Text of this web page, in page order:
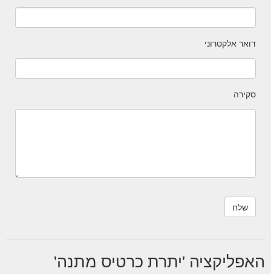
דואר אלקטרוני
סקירה
האפליקציה 'יתרת כרטיס מתנה'